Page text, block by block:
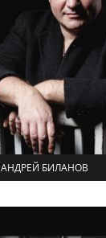
АНДРЕЙ БИЛАНОВ